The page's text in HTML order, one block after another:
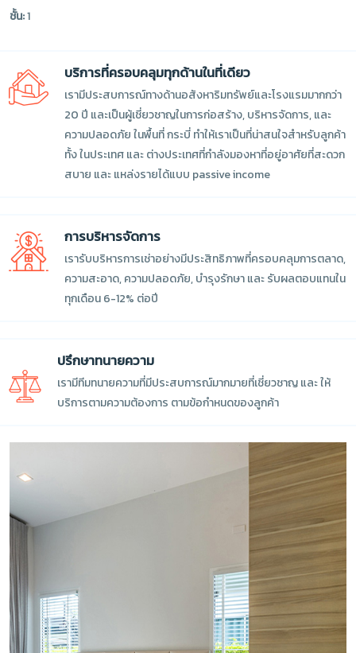
ชั้น:1
บริการที่ครอบคลุมทุกด้านในที่เดียว
เรามีประสบการณ์ทางด้านอสังหาริมทรัพย์และโรงแรมมากกว่า
20 ปี และเป็นผู้เชี่ยวชาญในการก่อสร้าง, บริหารจัดการ, และ
ความปลอดภัย ในพื้นที่ กระบี่ ทำให้เราเป็นที่น่าสนใจสำหรับลูกค้า
ทั้ง ในประเทศ และ ต่างประเทศที่กำลังมองหาที่อยู่อาศัยที่สะดวก
สบาย และ แหล่งรายได้แบบ passive income
การบริหารจัดการ
เรารับบริหารการเช่าอย่างมีประสิทธิภาพที่ครอบคลุมการตลาด,
ความสะอาด, ความปลอดภัย, บำรุงรักษา และ รับผลตอบแทนใน
ทุกเดือน 6-12% ต่อปี
ปรึกษาทนายความ
เรามีทีมทนายความที่มีประสบการณ์มากมายที่เชี่ยวชาญ และ ให้
บริการตามความต้องการ ตามข้อกำหนดของลูกค้า